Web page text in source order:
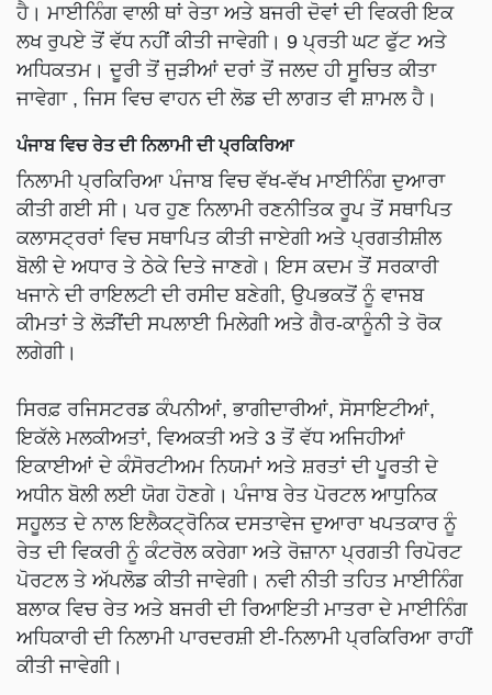
ਹੈ। ਮਾਈਨਿੰਗ ਵਾਲੀ ਥਾਂ ਰੇਤਾ ਅਤੇ ਬਜਰੀ ਦੋਵਾਂ ਦੀ ਵਿਕਰੀ ਇਕ
ਲਖ ਰੁਪਏ ਤੋਂ ਵੱਧ ਨਹੀਂ ਕੀਤੀ ਜਾਵੇਗੀ। 9 ਪ੍ਰਤੀ ਘਟ ਫੁੱਟ ਅਤੇ
ਅਧਿਕਤਮ। ਦੂਰੀ ਤੋਂ ਜੁੜੀਆਂ ਦਰਾਂ ਤੋਂ ਜਲਦ ਹੀ ਸੂਚਿਤ ਕੀਤਾ
ਜਾਵੇਗਾ , ਜਿਸ ਵਿਚ ਵਾਹਨ ਦੀ ਲੋਡ ਦੀ ਲਾਗਤ ਵੀ ਸ਼ਾਮਲ ਹੈ।
ਪੰਜਾਬ ਵਿਚ ਰੇਤ ਦੀ ਨਿਲਾਮੀ ਦੀ ਪ੍ਰਕਿਰਿਆ
ਨਿਲਾਮੀ ਪ੍ਰਕਿਰਿਆ ਪੰਜਾਬ ਵਿਚ ਵੱਖ-ਵੱਖ ਮਾਈਨਿੰਗ ਦੁਆਰਾ
ਕੀਤੀ ਗਈ ਸੀ। ਪਰ ਹੁਣ ਨਿਲਾਮੀ ਰਣਨੀਤਿਕ ਰੂਪ ਤੋਂ ਸਥਾਪਿਤ
ਕਲਾਸਟ੍ਰਰਾਂ ਵਿਚ ਸਥਾਪਿਤ ਕੀਤੀ ਜਾਏਗੀ ਅਤੇ ਪ੍ਰਗਤੀਸ਼ੀਲ
ਬੋਲੀ ਦੇ ਅਧਾਰ ਤੇ ਠੇਕੇ ਦਿਤੇ ਜਾਣਗੇ। ਇਸ ਕਦਮ ਤੋਂ ਸਰਕਾਰੀ
ਖਜਾਨੇ ਦੀ ਰਾਇਲਟੀ ਦੀ ਰਸੀਦ ਬਣੇਗੀ, ਉਪਭਕਤੋਂ ਨੂੰ ਵਾਜਬ
ਕੀਮਤਾਂ ਤੇ ਲੋੜੀਂਦੀ ਸਪਲਾਈ ਮਿਲੇਗੀ ਅਤੇ ਗੈਰ-ਕਾਨੂੰਨੀ ਤੇ ਰੋਕ
ਲਗੇਗੀ।
ਸਿਰਫ਼ ਰਜਿਸਟਰਡ ਕੰਪਨੀਆਂ, ਭਾਗੀਦਾਰੀਆਂ, ਸੋਸਾਇਟੀਆਂ,
ਇਕੱਲੇ ਮਲਕੀਅਤਾਂ, ਵਿਅਕਤੀ ਅਤੇ 3 ਤੋਂ ਵੱਧ ਅਜਿਹੀਆਂ
ਇਕਾਈਆਂ ਦੇ ਕੰਸੋਰਟੀਅਮ ਨਿਯਮਾਂ ਅਤੇ ਸ਼ਰਤਾਂ ਦੀ ਪੂਰਤੀ ਦੇ
ਅਧੀਨ ਬੋਲੀ ਲਈ ਯੋਗ ਹੋਣਗੇ। ਪੰਜਾਬ ਰੇਤ ਪੋਰਟਲ ਆਧੁਨਿਕ
ਸਹੂਲਤ ਦੇ ਨਾਲ ਇਲੈਕਟ੍ਰੋਨਿਕ ਦਸਤਾਵੇਜ ਦੁਆਰਾ ਖਪਤਕਾਰ ਨੂੰ
ਰੇਤ ਦੀ ਵਿਕਰੀ ਨੂੰ ਕੰਟਰੋਲ ਕਰੇਗਾ ਅਤੇ ਰੋਜ਼ਾਨਾ ਪ੍ਰਗਤੀ ਰਿਪੋਰਟ
ਪੋਰਟਲ ਤੇ ਅੱਪਲੋਡ ਕੀਤੀ ਜਾਵੇਗੀ। ਨਵੀ ਨੀਤੀ ਤਹਿਤ ਮਾਈਨਿੰਗ
ਬਲਾਕ ਵਿਚ ਰੇਤ ਅਤੇ ਬਜਰੀ ਦੀ ਰਿਆਇਤੀ ਮਾਤਰਾ ਦੇ ਮਾਈਨਿੰਗ
ਅਧਿਕਾਰੀ ਦੀ ਨਿਲਾਮੀ ਪਾਰਦਰਸ਼ੀ ਈ-ਨਿਲਾਮੀ ਪ੍ਰਕਿਰਿਆ ਰਾਹੀਂ
ਕੀਤੀ ਜਾਵੇਗੀ।